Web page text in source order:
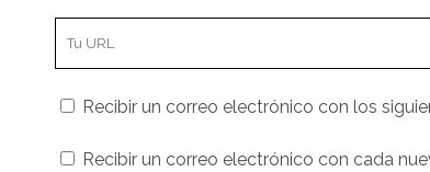
sitioRecibir un correo electrónico con los
Recibir un correo electrónico con cada